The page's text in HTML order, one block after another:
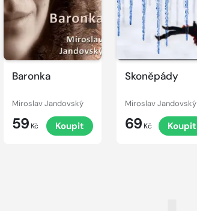
Baronka
Miroslav Jandovský
59 Kč Koupit
Skoněpády
Miroslav Jandovský
69 Kč Koupit